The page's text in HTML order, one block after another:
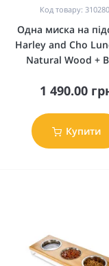
Код товару:
Одна миска на
Harley and Cho
Natural Wood +
1 490.00
Купити